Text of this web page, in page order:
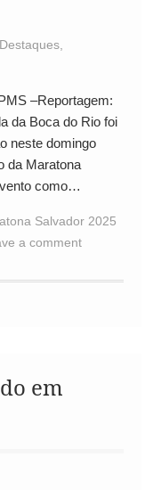
Destaques,
–Reportagem:
da Boca do Rio foi
neste domingo
da Maratona
como…
Salvador 2025
a comment
em